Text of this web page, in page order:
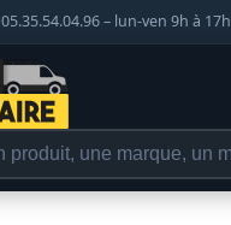
05.35.54.04.96 – lun-ven 9h à 17h